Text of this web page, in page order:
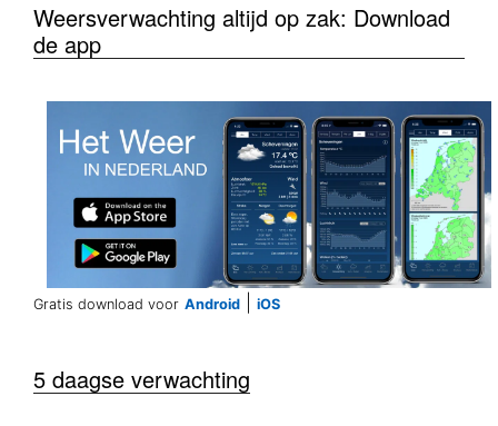
Weersverwachting altijd op zak: Download
de app
Gratis download voor Android iOS
5 daagse verwachting